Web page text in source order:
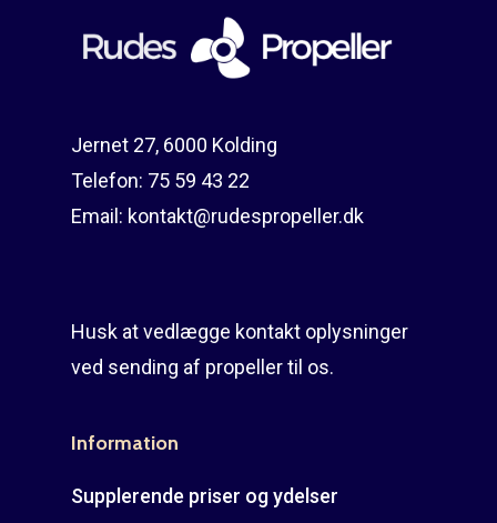
Jernet 27, 6000 Kolding
Telefon: 75 59 43 22
Email: kontakt@rudespropeller.dk
Husk at vedlægge kontakt oplysninger
ved sending af propeller til os.
Information
Supplerende priser og ydelser